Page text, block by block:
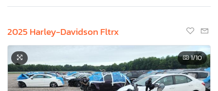
2025 Harley-Davidson Fltrx
1/10